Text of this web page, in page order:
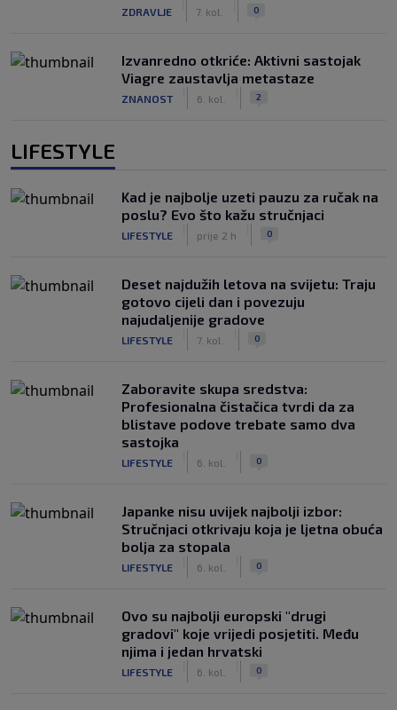
ZDRAVLJE 7. kol. 0
Izvanredno otkriće: Aktivni sastojak
Viagre zaustavlja metastaze
ZNANOST 6. kol. 2
LIFESTYLE
Kad je najbolje uzeti pauzu za ručak na
poslu? Evo što kažu stručnjaci
LIFESTYLE prije 2 h 0
Deset najdužih letova na svijetu: Traju
gotovo cijeli dan i povezuju
najudaljenije gradove
LIFESTYLE 7. kol. 0
Zaboravite skupa sredstva:
Profesionalna čistačica tvrdi da za
blistave podove trebate samo dva
sastojka
LIFESTYLE 6. kol. 0
Japanke nisu uvijek najbolji izbor:
Stručnjaci otkrivaju koja je ljetna obuća
bolja za stopala
LIFESTYLE 6. kol. 0
Ovo su najbolji europski "drugi
gradovi" koje vrijedi posjetiti. Među
njima i jedan hrvatski
LIFESTYLE 6. kol. 0